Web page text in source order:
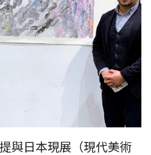
與日本現展（現代美術